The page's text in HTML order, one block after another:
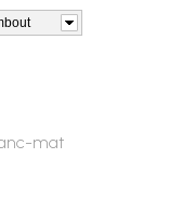
mat